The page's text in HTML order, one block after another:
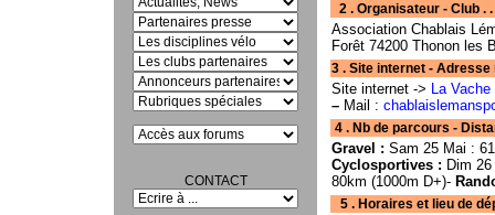
CONTACT
2 . Organisateur - Club .
Association Chablais
Forêt 74200 Thonon les
3 . Site internet - Adresse
Site internet -> La
– Mail :
4 . Nb de parcours -
Gravel : Sam 25 Mai :
Cyclosportives : Dim
80km (1000m D+)-
5 . Horaires et lieu de